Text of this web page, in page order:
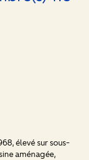
élevé sur sous-
aménagée,